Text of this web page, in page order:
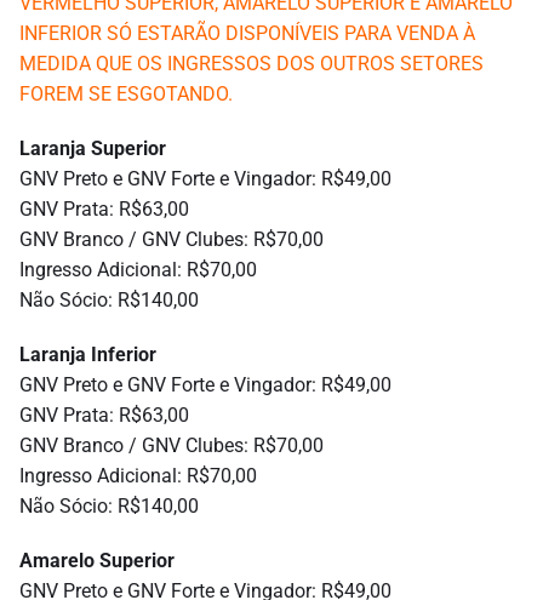
INFERIOR SÓ ESTARÃO DISPONÍVEIS PARA VENDA À
MEDIDA QUE OS INGRESSOS DOS OUTROS SETORES
FOREM SE ESGOTANDO.
Laranja Superior
GNV Preto e GNV Forte e Vingador: R$49,00
GNV Prata: R$63,00
GNV Branco / GNV Clubes: R$70,00
Ingresso Adicional: R$70,00
Não Sócio: R$140,00
Laranja Inferior
GNV Preto e GNV Forte e Vingador: R$49,00
GNV Prata: R$63,00
GNV Branco / GNV Clubes: R$70,00
Ingresso Adicional: R$70,00
Não Sócio: R$140,00
Amarelo Superior
GNV Preto e GNV Forte e Vingador: R$49,00